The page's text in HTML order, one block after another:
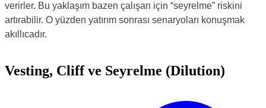
verirler. Bu yaklaşım bazen çalışan için “seyrelme” riskini
artırabilir. O yüzden yatırım sonrası senaryoları konuşmak
akıllıcadır.
Vesting, Cliff ve Seyrelme (Dilution)